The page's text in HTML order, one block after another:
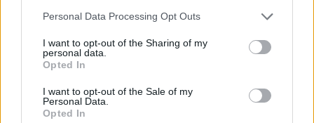
Personal Data Processing Opt Outs
I want to opt-out of the Sharing of my
personal data.
Opted In
I want to opt-out of the Sale of my
Personal Data.
Opted In
Selv om radioen har mange funksjoner, er
funksjoner er likevel enkle og mer intuitive å
fra prisen, er denne radioen en av våre